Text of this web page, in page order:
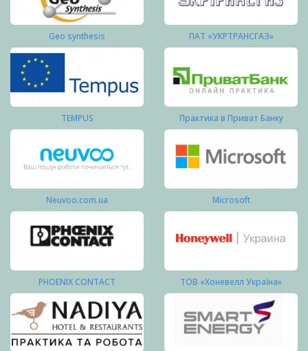
Geo synthesis ПАТ «УКРТРАНСГАЗ»
TEMPUS Практика в Приват Банку
Neuvoo.com.ua Microsoft
PHOENIX CONTACT ТОВ «Хоневелл Україна»